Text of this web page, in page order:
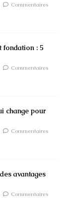
Commentaires
fondation : 5
Commentaires
change pour
Commentaires
avantages
Commentaires